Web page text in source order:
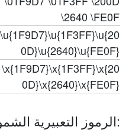
\2640 \FE0F
\u{1F9D7}\u{1F3FF}\u{20
0D}\u{2640}\u{FE0F}
\x{1F9D7}\x{1F3FF}\x{20
0D}\x{2640}\x{FE0F}
الرموز التعبيرية الشمول والتنوع: